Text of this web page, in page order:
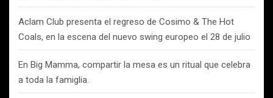
Aclam Club presenta el regreso de Cosimo & The Hot
Coals, en la escena del nuevo swing europeo el 28 de julio
En Big Mamma, compartir la mesa es un ritual que celebra
a toda la famiglia.